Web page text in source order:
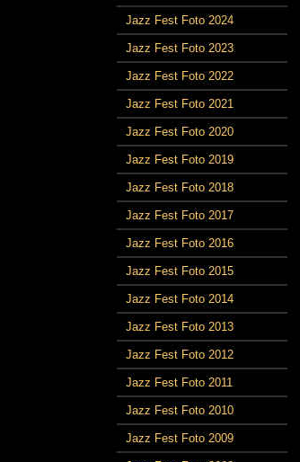
Jazz Fest Foto 2024
Jazz Fest Foto 2023
Jazz Fest Foto 2022
Jazz Fest Foto 2021
Jazz Fest Foto 2020
Jazz Fest Foto 2019
Jazz Fest Foto 2018
Jazz Fest Foto 2017
Jazz Fest Foto 2016
Jazz Fest Foto 2015
Jazz Fest Foto 2014
Jazz Fest Foto 2013
Jazz Fest Foto 2012
Jazz Fest Foto 2011
Jazz Fest Foto 2010
Jazz Fest Foto 2009